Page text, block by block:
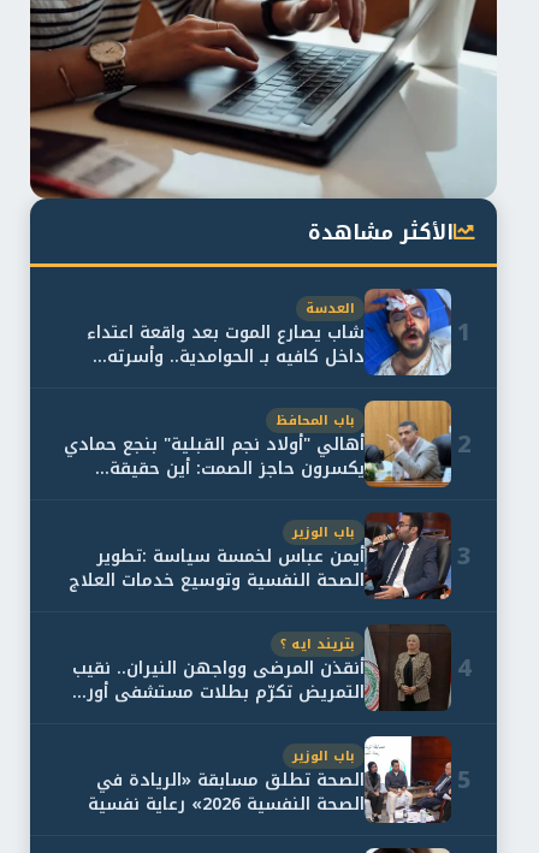
الأكثر مشاهدة
1
العدسة
شاب يصارع الموت بعد واقعة اعتداء
داخل كافيه بـ الحوامدية.. وأسرته...
2
باب المحافظ
أهالي "أولاد نجم القبلية" بنجع حمادي
يكسرون حاجز الصمت: أين حقيقة...
3
باب الوزير
أيمن عباس لخمسة سياسة :تطوير
الصحة النفسية وتوسيع خدمات العلاج
4
بتريند ايه ؟
أنقذن المرضى وواجهن النيران.. نقيب
التمريض تكرّم بطلات مستشفى أور...
5
باب الوزير
الصحة تطلق مسابقة «الريادة في
الصحة النفسية 2026» رعاية نفسية